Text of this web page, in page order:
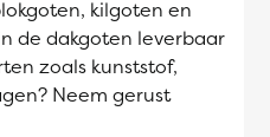
kilgoten en
de dakgoten leverbaar
zoals kunststof,
Neem gerust